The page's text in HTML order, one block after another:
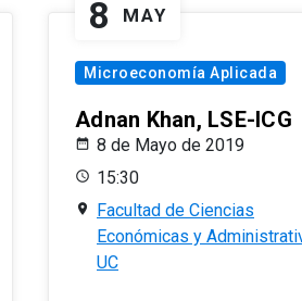
8 MAY
Microeconomía Aplicada
Adnan Khan, LSE-ICG
8 de Mayo de 2019
15:30
Facultad de Ciencias
Económicas y
UC